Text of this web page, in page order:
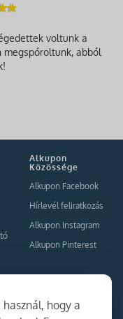
hogy a
voltunk a
abból
Alkupon
Közössége
Alkupon Facebook
Hírlevél feliratkozás
Alkupon Instagram
Alkupon Pinterest
Együttműködés